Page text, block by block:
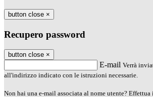
button close ×
Recupero password
button close ×
E-mail Verrà
all'indirizzo indicato con le istruzioni necessarie.
Non hai una e-mail associata al nome utente? Effettua